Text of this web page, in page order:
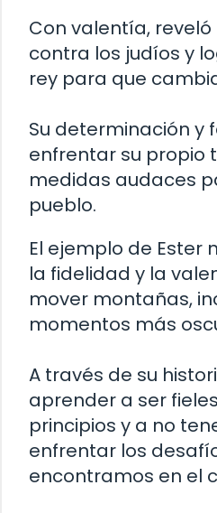
Con valentía,
contra los judíos y
rey para que
Su determinación y
enfrentar su propio
medidas audaces
pueblo.
El ejemplo de Ester
la fidelidad y la
mover montañas,
momentos más
A través de su
aprender a ser
principios y a no
enfrentar los
encontramos en el